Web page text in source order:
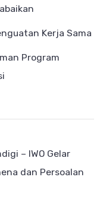
Kerja Sama
Program
– IWO Gelar
dan Persoalan